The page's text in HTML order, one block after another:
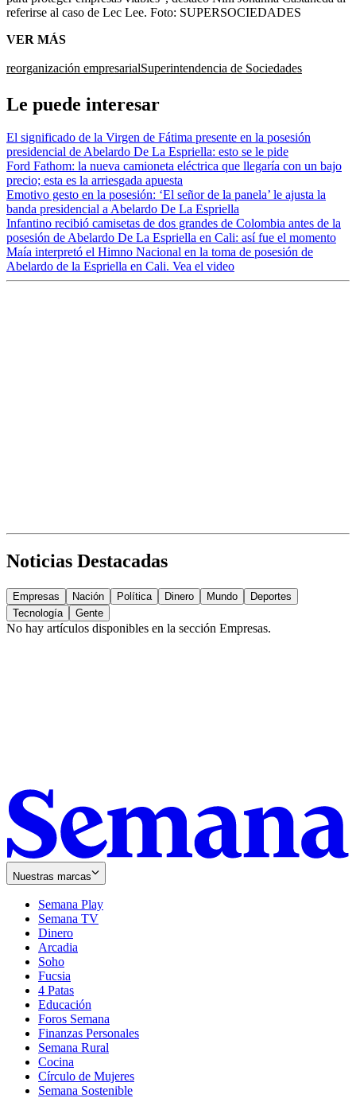
referirse al caso de Lec Lee. Foto: SUPERSOCIEDADES
VER MÁS
reorganización empresarialSuperintendencia de Sociedades
Le puede interesar
El significado de la Virgen de Fátima presente en la posesión
presidencial de Abelardo De La Espriella: esto se le pide
Ford Fathom: la nueva camioneta eléctrica que llegaría con un bajo
precio; esta es la arriesgada apuesta
Emotivo gesto en la posesión: ‘El señor de la panela’ le ajusta la
banda presidencial a Abelardo De La Espriella
Infantino recibió camisetas de dos grandes de Colombia antes de la
posesión de Abelardo De La Espriella en Cali: así fue el momento
Maía interpretó el Himno Nacional en la toma de posesión de
Abelardo de la Espriella en Cali. Vea el video
Noticias Destacadas
Empresas Nación Política Dinero Mundo
Deportes
Tecnología
Gente
No hay artículos disponibles en la sección Empresas.
Nuestras marcas
Semana Play
Semana TV
Dinero
Arcadia
Soho
in
new
window
Fucsia
in
new
window
4 Patas
Educación
Foros Semana
Finanzas Personales
Semana Rural
Cocina
Círculo de Mujeres
Semana Sostenible